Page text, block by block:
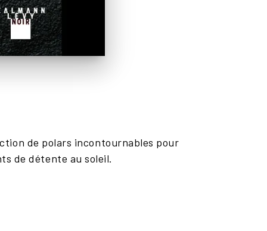
de polars incontournables pour
de détente au soleil.